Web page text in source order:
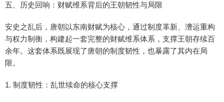
五、历史回响：财赋维系背后的王朝韧性与局限
安史之乱后，唐朝以东南财赋为核心，通过制度革新、漕运重构
与权力制衡，构建起一套完整的财赋维系体系，支撑王朝存续百
余年。这套体系既展现了唐朝的制度韧性，也暴露了其内在局
限。
1. 制度韧性：乱世续命的核心支撑